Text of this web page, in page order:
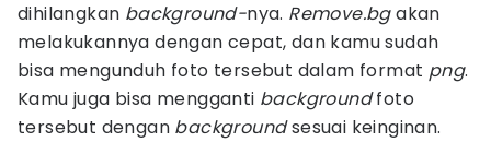
dihilangkan background-nya. Remove.bgakan
melakukannya dengan cepat, dan kamu sudah
bisa mengunduh foto tersebut dalam format png.
Kamu juga bisa mengganti backgroundfoto
tersebut dengan backgroundsesuai keinginan.